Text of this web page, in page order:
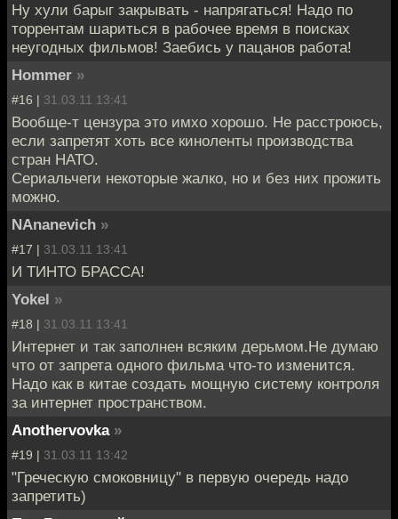
Ну хули барыг закрывать - напрягаться! Надо по
торрентам шариться в рабочее время в поисках
неугодных фильмов! Заебись у пацанов работа!
Hommer »
#16 | 31.03.11 13:41
Вообще-т цензура это имхо хорошо. Не расстроюсь,
если запретят хоть все киноленты производства
стран НАТО.
Сериальчеги некоторые жалко, но и без них прожить
можно.
NAnanevich »
#17 | 31.03.11 13:41
И ТИНТО БРАССА!
Yokel »
#18 | 31.03.11 13:41
Интернет и так заполнен всяким дерьмом.Не думаю
что от запрета одного фильма что-то изменится.
Надо как в китае создать мощную систему контроля
за интернет пространством.
Anothervovka »
#19 | 31.03.11 13:42
"Греческую смоковницу" в первую очередь надо
запретить)